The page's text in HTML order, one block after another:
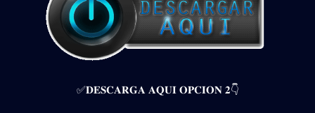
✅𝐃𝐄𝐒𝐂𝐀𝐑𝐆𝐀 𝐀𝐐𝐔𝐈 𝐎𝐏𝐂𝐈𝐎𝐍 𝟐👇